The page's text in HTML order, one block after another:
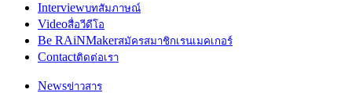
Interviewบทสัมภาษณ์
Videoสื่อวีดีโอ
Be RAiNMakerสมัครสมาชิกเรนเมคเกอร์
Contactติดต่อเรา
Newsข่าวสาร